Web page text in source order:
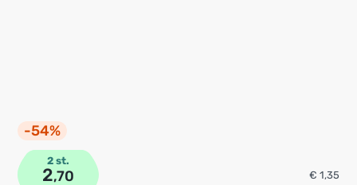
-54%
2 st.
2,70
€ 1,35